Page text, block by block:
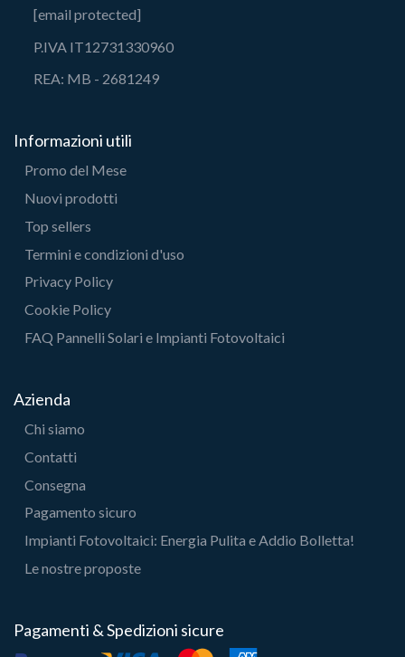
[email protected]
P.IVA IT12731330960
REA: MB - 2681249
Informazioni utili
Promo del Mese
Nuovi prodotti
Top sellers
Termini e condizioni d'uso
Privacy Policy
Cookie Policy
FAQ Pannelli Solari e Impianti Fotovoltaici
Azienda
Chi siamo
Contatti
Consegna
Pagamento sicuro
Impianti Fotovoltaici: Energia Pulita e Addio Bolletta!
Le nostre proposte
Pagamenti & Spedizioni sicure